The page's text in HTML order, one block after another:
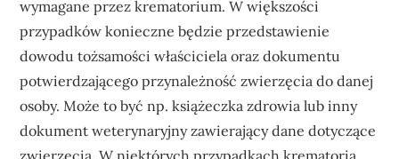
wymagane przez krematorium. W większości
przypadków konieczne będzie przedstawienie
dowodu tożsamości właściciela oraz dokumentu
potwierdzającego przynależność zwierzęcia do danej
osoby. Może to być np. książeczka zdrowia lub inny
dokument weterynaryjny zawierający dane dotyczące
zwierzęcia. W niektórych przypadkach krematoria